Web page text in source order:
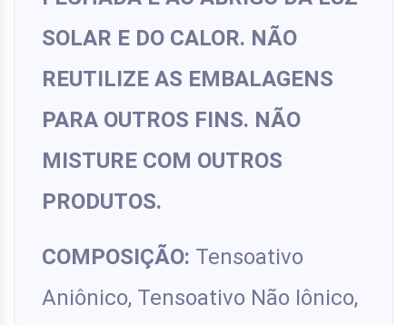
SOLAR E DO CALOR. NÃO
REUTILIZE AS EMBALAGENS
PARA OUTROS FINS. NÃO
MISTURE COM OUTROS
PRODUTOS.
COMPOSIÇÃO: Tensoativo
Aniônico, Tensoativo Não Iônico,